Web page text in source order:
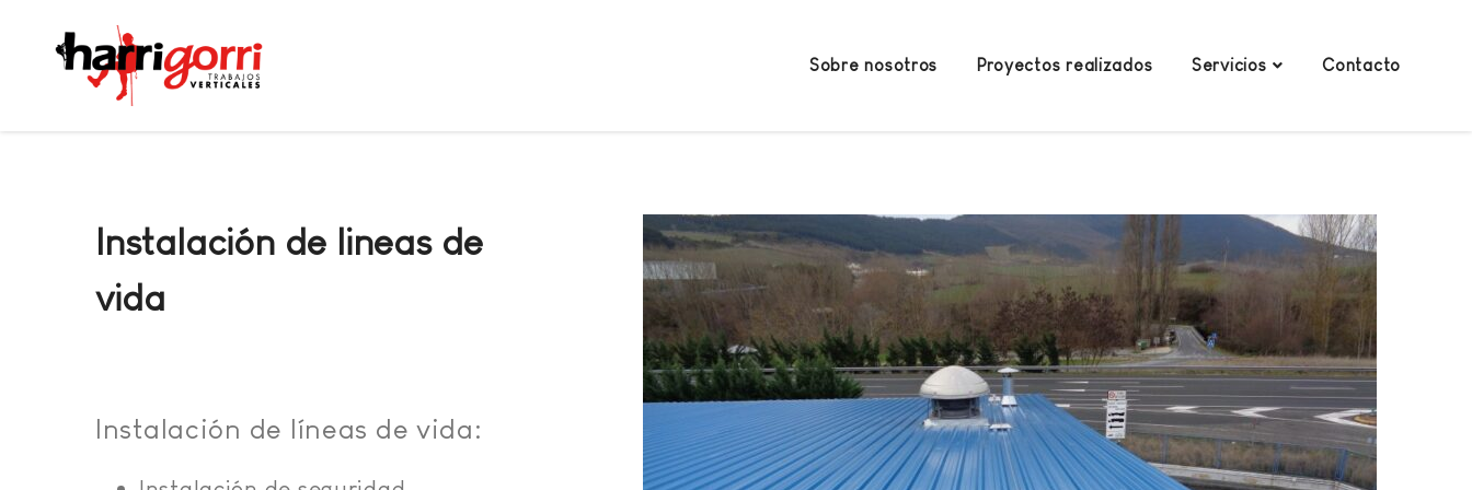
Sobre nosotros Proyectos realizados Servicios Contacto
Instalación de lineas de
vida
Instalación de líneas de vida: